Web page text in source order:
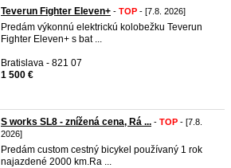
Teverun Fighter Eleven+ - TOP - [7.8. 2026]
Predám výkonnú elektrickú kolobežku Teverun
Fighter Eleven+ s bat ...
Bratislava - 821 07
1 500 €
S works SL8 - znížená cena, Rá ... - TOP - [7.8.
2026]
Predám custom cestný bicykel používaný 1 rok
najazdené 2000 km.Ra ...